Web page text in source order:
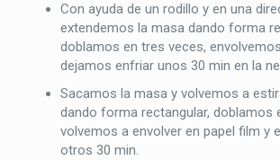
Con ayuda de un rodillo y en una
extendemos la masa dando forma
doblamos en tres veces,
dejamos enfriar unos 30 min en la
Sacamos la masa y volvemos a
dando forma rectangular, doblamos
volvemos a envolver en papel film y
otros 30 min.